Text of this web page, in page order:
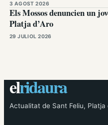
3 AGOST 2026
Els Mossos denuncien un
Platja d’Aro
29 JULIOL 2026
elridaura
Actualitat de Sant Feliu, Platja